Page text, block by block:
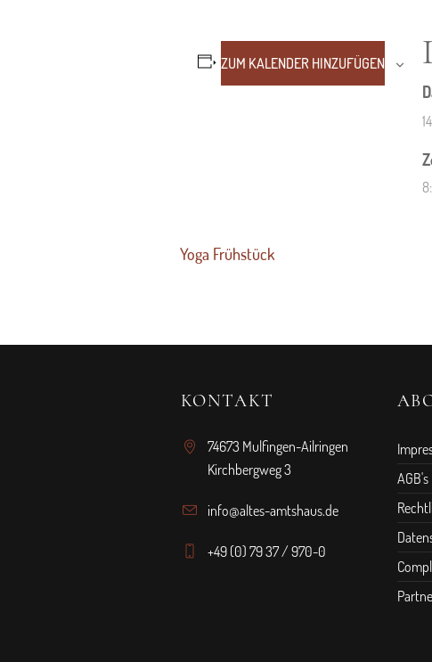
ZUM KALENDER HINZUFÜGEN
Yoga Frühstück
KONTAKT
74673 Mulfingen-Ailringen
Kirchbergweg 3
info@altes-amtshaus.de
+49 (0) 79 37 / 970-0
AGB's